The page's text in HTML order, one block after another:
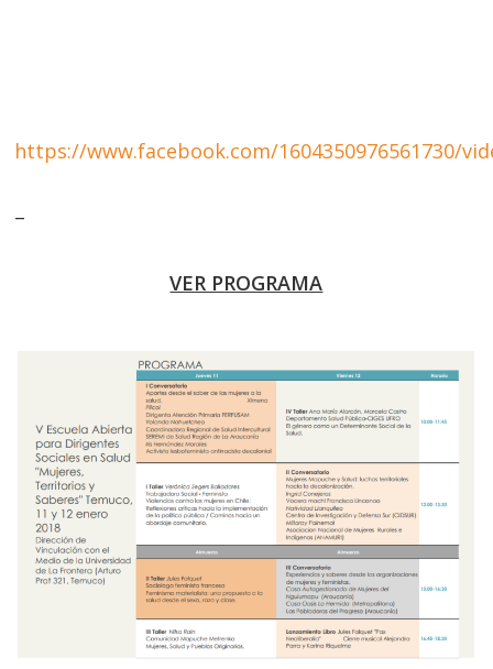
https://www.facebook.com/1604350976561730/
–
VER PROGRAMA